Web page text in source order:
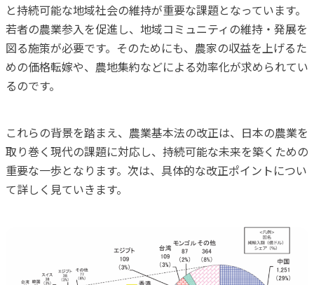
と持続可能な地域社会の維持が重要な課題となっています。
若者の農業参入を促進し、地域コミュニティの維持・発展を
図る施策が必要です。そのためにも、農家の収益を上げるた
めの価格転嫁や、農地集約などによる効率化が求められてい
るのです。
これらの背景を踏まえ、農業基本法の改正は、日本の農業を
取り巻く現代の課題に対応し、持続可能な未来を築くための
重要な一歩となります。次は、具体的な改正ポイントについ
て詳しく見ていきます。